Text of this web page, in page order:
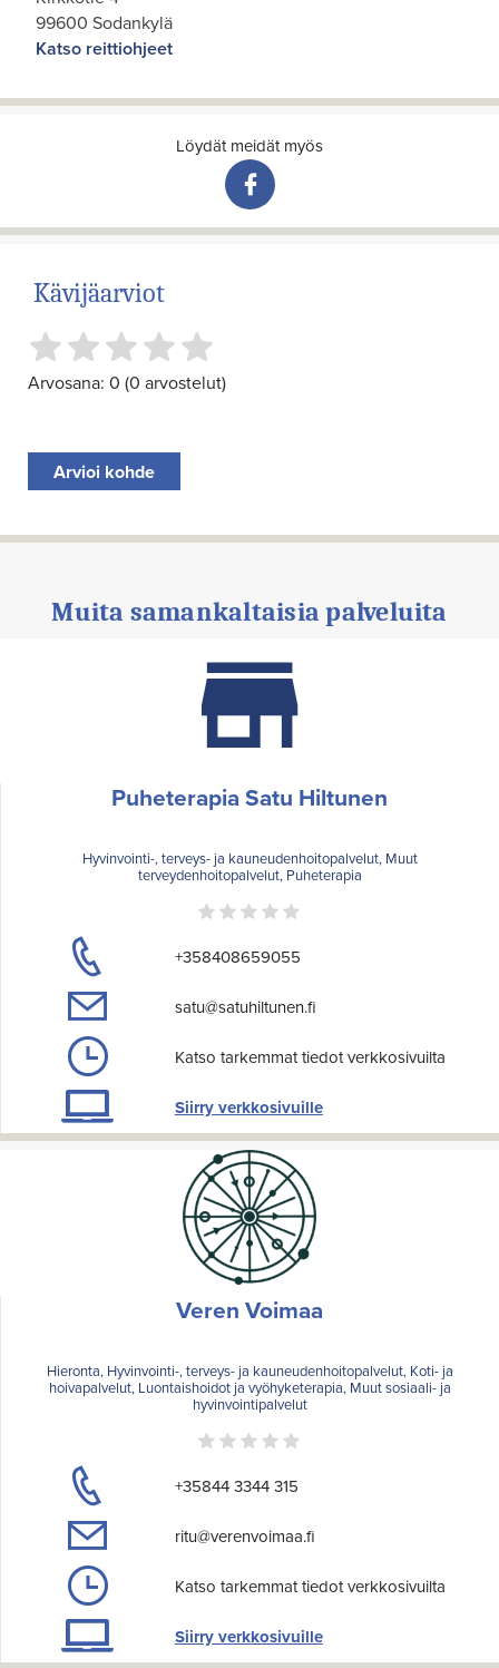
99600 Sodankylä
Katso reittiohjeet
Löydät meidät myös
Kävijäarviot
Arvosana: 0 (0 arvostelut)
Arvioi kohde
Muita samankaltaisia palveluita
Puheterapia Satu Hiltunen
Hyvinvointi-, terveys- ja kauneudenhoitopalvelut, Muut
terveydenhoitopalvelut, Puheterapia
+358408659055
satu@satuhiltunen.fi
Katso tarkemmat tiedot verkkosivuilta
Siirry verkkosivuille
Veren Voimaa
Hieronta, Hyvinvointi-, terveys- ja kauneudenhoitopalvelut, Koti- ja
hoivapalvelut, Luontaishoidot ja vyöhyketerapia, Muut sosiaali- ja
hyvinvointipalvelut
+35844 3344 315
ritu@verenvoimaa.fi
Katso tarkemmat tiedot verkkosivuilta
Siirry verkkosivuille